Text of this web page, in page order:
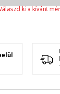
ki a kívánt